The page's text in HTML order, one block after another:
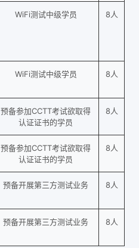
WiFi测试中级学员 8人
WiFi测试中级学员 8人
预备参加CCTT考试欲取得
认证证书的学员
8人
预备参加CCTT考试欲取得
认证证书的学员
8人
预备开展第三方测试业务 8人
预备开展第三方测试业务 8人